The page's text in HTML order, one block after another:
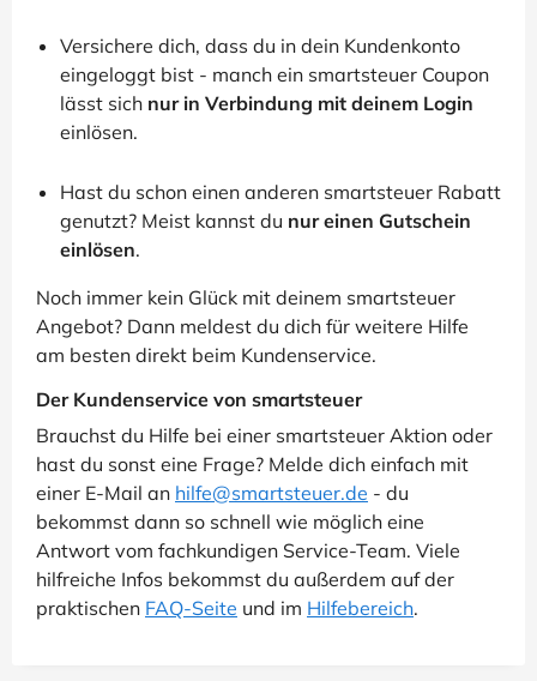
Versichere dich, dass du in dein Kundenkonto
eingeloggt bist - manch ein smartsteuer Coupon
lässt sich nur in Verbindung mit deinem Login
einlösen.
Hast du schon einen anderen smartsteuer Rabatt
genutzt? Meist kannst du nur einen Gutschein
einlösen.
Noch immer kein Glück mit deinem smartsteuer
Angebot? Dann meldest du dich für weitere Hilfe
am besten direkt beim Kundenservice.
Der Kundenservice von smartsteuer
Brauchst du Hilfe bei einer smartsteuer Aktion oder
hast du sonst eine Frage? Melde dich einfach mit
einer E-Mail an hilfe@smartsteuer.de - du
bekommst dann so schnell wie möglich eine
Antwort vom fachkundigen Service-Team. Viele
hilfreiche Infos bekommst du außerdem auf der
praktischen FAQ-Seite und im Hilfebereich.